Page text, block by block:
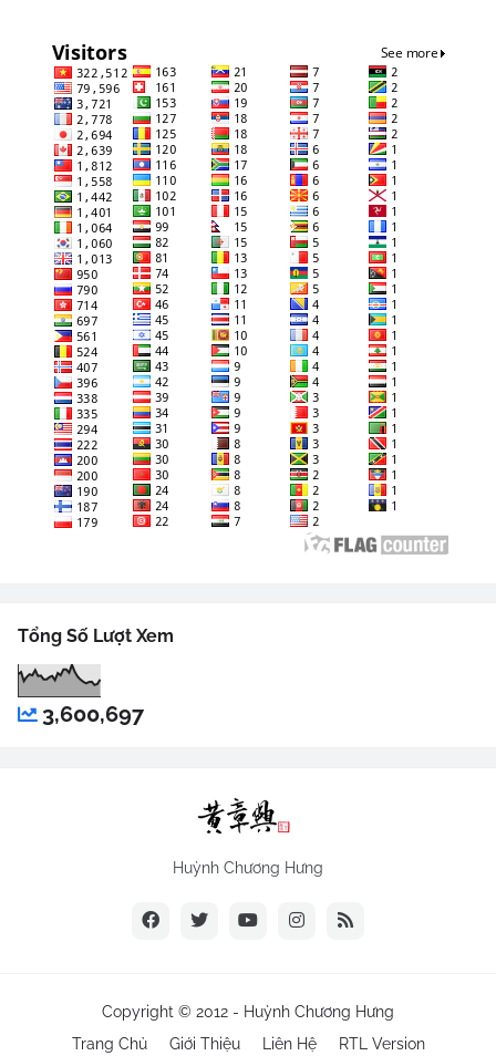
Tổng Số Lượt Xem
3,600,697
Huỳnh Chương Hưng
Copyright © 2012 - Huỳnh Chương Hưng
Trang Chủ
Giới Thiệu Liên Hệ RTL Version